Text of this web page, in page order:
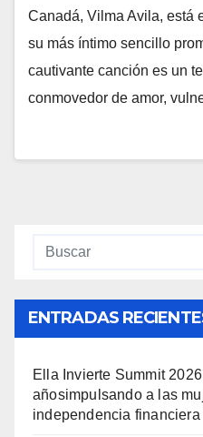
Canadá, Vilma Avila, está
su más íntimo sencillo
cautivante canción es un
conmovedor de amor,
ENTRADAS
Ella Invierte Summit
añosimpulsando a las
independencia financiera